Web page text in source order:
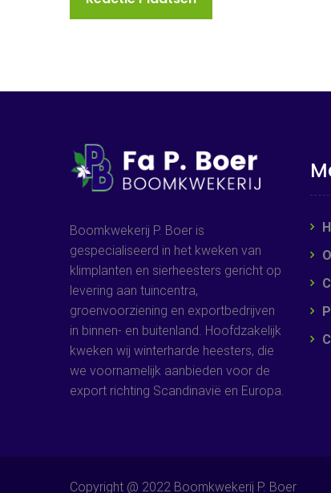
Boomkwekerij P. Boer is
gespecialiseerd in het kweken van
klimplanten en sierheesters gericht op
levering aan tuincentra,
groenvoorziening en exportbedrijven
in binnen- en buitenland. Hoofdzakelijk
kweken wij winterharde heesters, die
we voornamelijk aanbieden voor de
export richting Scandinavië en Europa.
Copyright @ 2022 Boomkwekerij P. Boer